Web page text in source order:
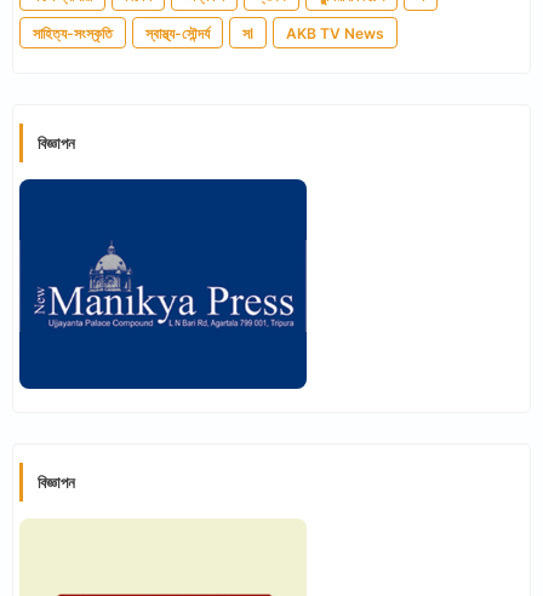
সাহিত্য-সংস্কৃতি স্বাস্থ্য-সৌন্দর্য সl AKB TV News
বিজ্ঞাপন
বিজ্ঞাপন